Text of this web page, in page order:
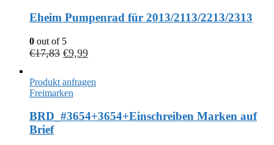
Eheim Pumpenrad für 2013/2113/2213/2313
0 out of 5
€17,83 €9,99
Produkt anfragen
Freimarken
BRD_#3654+3654+Einschreiben Marken auf
Brief